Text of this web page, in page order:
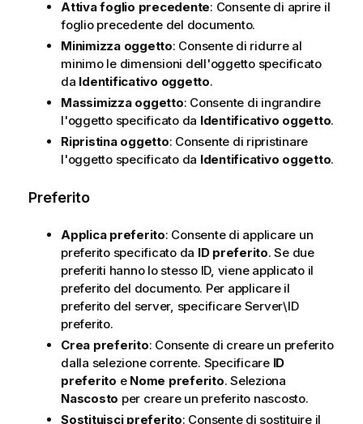
Attiva foglio precedente: Consente di aprire il
foglio precedente del documento.
Minimizza oggetto: Consente di ridurre al
minimo le dimensioni dell'oggetto specificato
da Identificativo oggetto.
Massimizza oggetto: Consente di ingrandire
l'oggetto specificato da Identificativo oggetto.
Ripristina oggetto: Consente di ripristinare
l'oggetto specificato da Identificativo oggetto.
Preferito
Applica preferito: Consente di applicare un
preferito specificato da ID preferito. Se due
preferiti hanno lo stesso ID, viene applicato il
preferito del documento. Per applicare il
preferito del server, specificare Server\ID
preferito.
Crea preferito: Consente di creare un preferito
dalla selezione corrente. Specificare ID
preferito e Nome preferito. Seleziona
Nascosto per creare un preferito nascosto.
Sostituisci preferito: Consente di sostituire il